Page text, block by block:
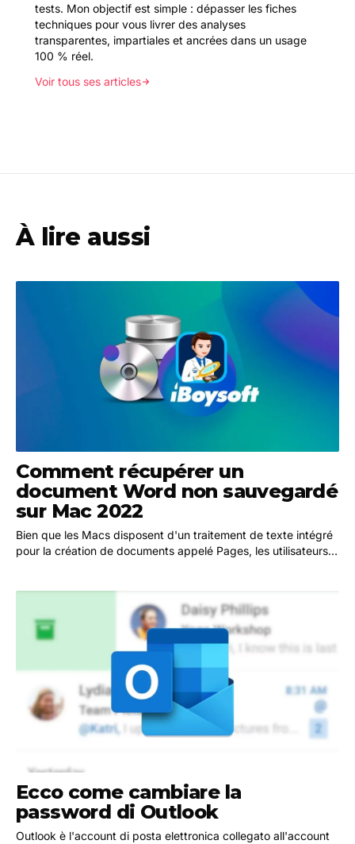
tests. Mon objectif est simple : dépasser les fiches
techniques pour vous livrer des analyses
transparentes, impartiales et ancrées dans un usage
100 % réel.
Voir tous ses articles
À lire aussi
Comment récupérer un
document Word non sauvegardé
sur Mac 2022
Bien que les Macs disposent d'un traitement de texte intégré
pour la création de documents appelé Pages, les utilisateurs
Ecco come cambiare la
password di Outlook
Outlook è l'account di posta elettronica collegato all'account